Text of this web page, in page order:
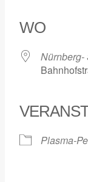
WO
Nürnberg-
Plasma-